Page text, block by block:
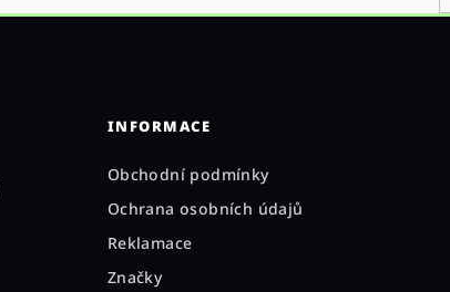
INFORMACE
Obchodní podmínky
Ochrana osobních údajů
Reklamace
Značky